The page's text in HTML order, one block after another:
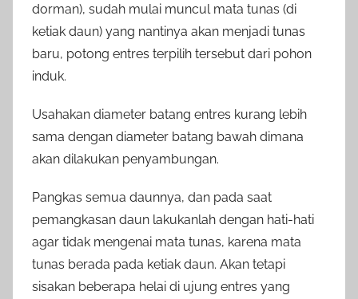
dorman), sudah mulai muncul mata tunas (di
ketiak daun) yang nantinya akan menjadi tunas
baru, potong entres terpilih tersebut dari pohon
induk.
Usahakan diameter batang entres kurang lebih
sama dengan diameter batang bawah dimana
akan dilakukan penyambungan.
Pangkas semua daunnya, dan pada saat
pemangkasan daun lakukanlah dengan hati-hati
agar tidak mengenai mata tunas, karena mata
tunas berada pada ketiak daun. Akan tetapi
sisakan beberapa helai di ujung entres yang